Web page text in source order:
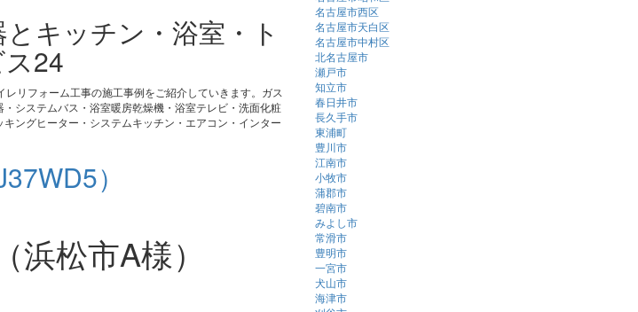
キッチン・浴室・ト
24
リフォーム工事の施工事例をご紹介していきます。ガス
システムバス・浴室暖房乾燥機・浴室テレビ・洗面化粧
ングヒーター・システムキッチン・エアコン・インター
）
松市A様）
名古屋市西区
名古屋市天白区
名古屋市中村区
北名古屋市
瀬戸市
知立市
春日井市
長久手市
東浦町
豊川市
江南市
小牧市
蒲郡市
碧南市
みよし市
常滑市
豊明市
一宮市
犬山市
海津市